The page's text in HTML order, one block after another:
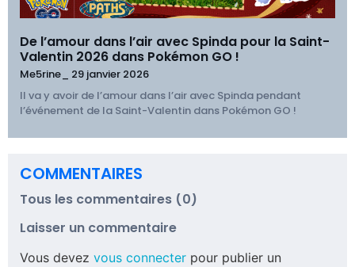
De l’amour dans l’air avec Spinda pour la Saint-
Valentin 2026 dans Pokémon GO !
Me5rine_ 29 janvier 2026
Il va y avoir de l’amour dans l’air avec Spinda pendant
l’événement de la Saint-Valentin dans Pokémon GO !
COMMENTAIRES
Tous les commentaires (0)
Laisser un commentaire
Vous devez vous connecter pour publier un